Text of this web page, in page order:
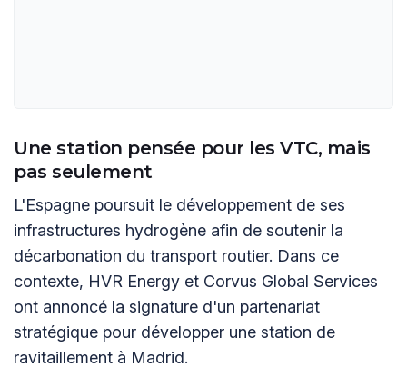
Une station pensée pour les VTC, mais
pas seulement
L'Espagne poursuit le développement de ses
infrastructures hydrogène afin de soutenir la
décarbonation du transport routier. Dans ce
contexte, HVR Energy et Corvus Global Services
ont annoncé la signature d'un partenariat
stratégique pour développer une station de
ravitaillement à Madrid.